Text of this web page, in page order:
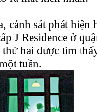
cảnh sát phát hiện
J Residence ở
hai được tìm
tuần.